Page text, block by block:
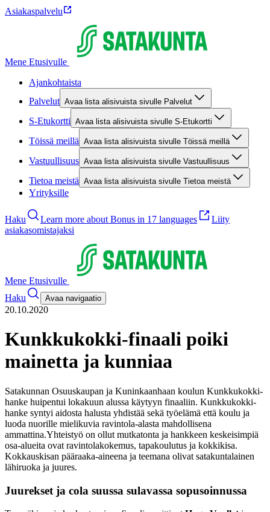
Asiakaspalvelu
Mene Etusivulle
Ajankohtaista
Palvelut Avaa lista alisivuista sivulle Palvelut
S-Etukortti Avaa lista alisivuista sivulle S-Etukortti
Töissä meillä Avaa lista alisivuista sivulle Töissä meillä
Vastuullisuus Avaa lista alisivuista sivulle Vastuullisuus
Tietoa meistä Avaa lista alisivuista sivulle Tietoa meistä
Yrityksille
Haku Learn more about Bonus in 17 languages
Liity
asiakasomistajaksi
Mene Etusivulle
Haku
Avaa navigaatio
20.10.2020
Kunkkukokki-finaali poiki
mainetta ja kunniaa
Satakunnan Osuuskaupan ja Kuninkaanhaan koulun Kunkkukokki-
hanke huipentui lokakuun alussa käytyyn finaaliin. Kunkkukokki-
hanke syntyi aidosta halusta yhdistää sekä työelämä että koulu ja
luoda nuorille mielikuvia ravintola-alasta mahdollisena
ammattina.Yhteistyö on ollut mutkatonta ja hankkeen keskeisimpiä
osa-alueita ovat ravintolakokemus, tapakoulutus ja kokkikisa.
Kokkauskisan pääraaka-aineena ja teemana olivat satakuntalainen
lähiruoka ja juures.
Juurekset ja cola suussa sulavassa sopusoinnussa